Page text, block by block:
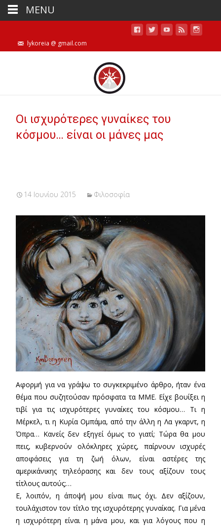
lykoreia @ gmail.com
Οι ισχυρότερες γυναίκες του
κόσμου… είναι οι μάνες μας
14 Ιουνίου 2015 Φιλοσοφία
Αφορμή για να γράψω το συγκεκριμένο άρθρο, ήταν ένα
θέμα που συζητούσαν πρόσφατα τα ΜΜΕ. Είχε βουίξει η
τιβί για τις ισχυρότερες γυναίκες του κόσμου… Τι η
Μέρκελ, τι η Κυρία Ομπάμα, από την άλλη η Λα γκαρντ, η
Όπρα… Κανείς δεν εξηγεί όμως το γιατί; Τώρα θα μου
πεις, κυβερνούν ολόκληρες χώρες, παίρνουν ισχυρές
αποφάσεις για τη ζωή όλων, είναι αστέρες της
αμερικάνικης τηλεόρασης και δεν τους αξίζουν τους
τίτλους αυτούς;…
Ε, λοιπόν, η άποψή μου είναι πως όχι. Δεν αξίζουν,
τουλάχιστον τον τίτλο της ισχυρότερης γυναίκας. Για μένα
η ισχυρότερη είναι η μάνα μου, και για λόγους που η
MENU